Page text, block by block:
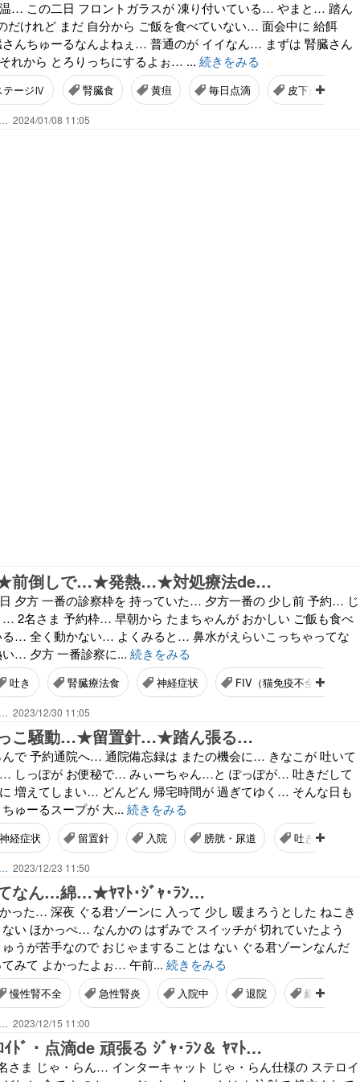
… この二日 フロントガラスが 凍り付いている… やまと… 踏ん
だけれど まだ 自分から ご飯を食べていない… 面会中に 給餌
んちゅーるなんよねぇ… 普通のが イイなん… まずは 腎臓さん
れから とろりっちにするよぉ… ... 続きをみる
ージⅣ 腎臓食 黄疸 毎日点滴 皮下点滴
2024/01/08 11:05
前倒しで…★発熱…★対処療法de…
夕方 一番の診察枠を 持っていた… 夕方一番の 少し前 予約… じ
2名さま 予約枠… 早朝から たまちゃんが おかしい ご飯も食べ
る… 全く動かない… よくみると… 鼻水がえらいこっちゃってな
… 夕方 一番診察に... 続きをみる
吐き 腎臓療法食 神経症状 FIV（猫免疫不全ウイルス
2023/12/30 11:05
っこ騒動…★留置針…★踏ん張る…
で 予約通院へ… 通院備忘録は またの機会に… きなこが 吐いて
しっぽが お便秘で… みぃーちゃん…と ぽっぽが… 吐きだして
増えてしまい… どんどん 帰宅時間が 過ぎてゆく… そんな日も
ゅーるスープが 大... 続きをみる
経症状 留置針 入院 膀胱・尿道 吐き
2023/12/23 11:50
なん…綿…★ﾔﾏﾄ･ｼﾞｬ･ﾗﾝ…
った… 深夜 ぐる君ゾーンに 入って 少し 暖まろうとした ねこき
い ほかっぺ… なんかの はずみで スイッチが 切れていたよう
うが苦手なので おじゃますることは ない ぐる君ゾーンなんだ
みて よかったよぉ… 午前... 続きをみる
慢性腎不全 急性腎炎 入院中 退院 継続治療
2023/12/15 11:00
ｲﾄﾞ・点滴de 頑張る ｼﾞｬ･ﾗﾝ＆ ﾔﾏﾄ…
さま じゃ・らん… インターキャット じゃ・らん仕様の ステロイ